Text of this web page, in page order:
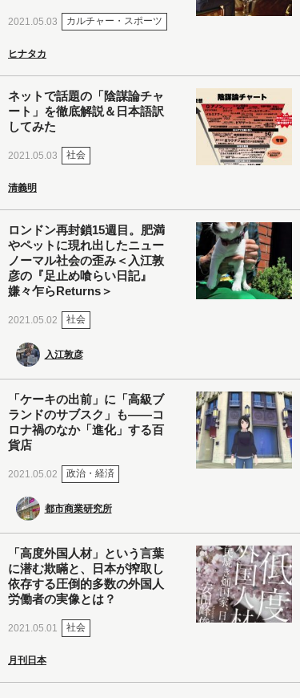
2021.05.03 カルチャー・スポーツ
ヒナタカ
ネットで話題の「陰謀論チャ
ート」を徹底解説＆日本語訳
してみた
2021.05.03 社会
清義明
ロンドン再封鎖15週目。肥満
やペットに現れ出したニュー
ノーマル社会の歪み＜入江敦
彦の『足止め喰らい日記』
嫌々乍らReturns＞
2021.05.02 社会
入江敦彦
「ケーキの出前」に「高級ブ
ランドのサブスク」も――コ
ロナ禍のなか「進化」する百
貨店
2021.05.02 政治・経済
都市商業研究所
「高度外国人材」という言葉
に潜む欺瞞と、日本が搾取し
依存する圧倒的多数の外国人
労働者の実像とは？
2021.05.01 社会
月刊日本